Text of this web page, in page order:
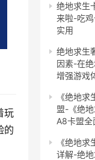
玩
的
绝地求生
来啦-吃
实用
绝地求生
因素-在
增强游戏
《绝地
盟-《绝地
A8卡盟全
《绝地
详解-绝